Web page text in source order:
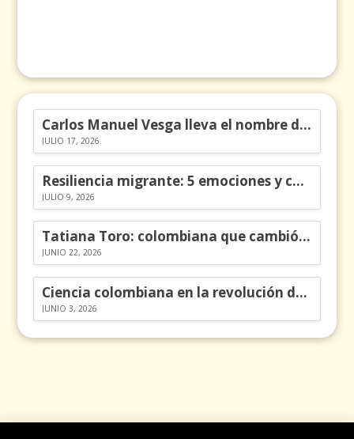
Carlos Manuel Vesga lleva el nombre de Colombia a los Emmy
JULIO 17, 2026
Resiliencia migrante: 5 emociones y cómo gestionarlas
JULIO 9, 2026
Tatiana Toro: colombiana que cambió la historia de las matemáticas
JUNIO 22, 2026
Ciencia colombiana en la revolución de los órganos en chips
JUNIO 3, 2026